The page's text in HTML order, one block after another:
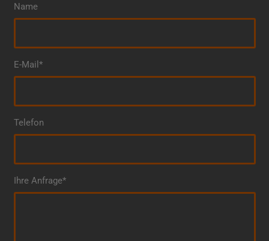
Name
E-Mail*
Telefon
Ihre Anfrage*